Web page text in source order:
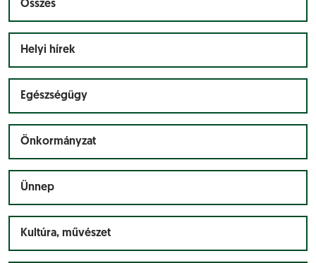
Összes
Helyi hírek
Egészségügy
Önkormányzat
Ünnep
Kultúra, művészet